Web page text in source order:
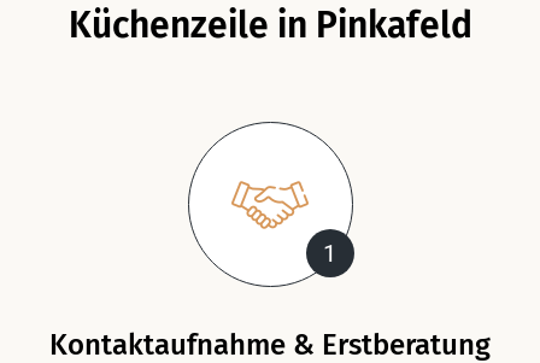
Küchenzeile in Pinkafeld
1
Kontaktaufnahme & Erstberatung